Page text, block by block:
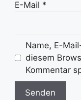
E-Mail *
Name, E-
diesem
Kommentar